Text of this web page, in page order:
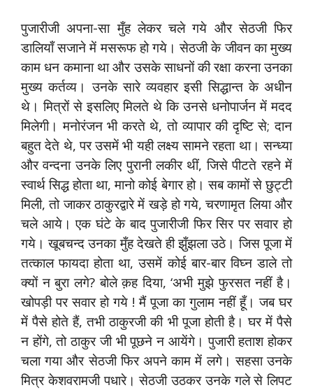
पुजारीजी अपना-सा मुँह लेकर चले गये और सेठजी फिर
डालियाँ सजाने में मसरूफ हो गये। सेठजी के जीवन का मुख्य
काम धन कमाना था और उसके साधनों की रक्षा करना उनका
मुख्य कर्तव्य। उनके सारे व्यवहार इसी सिद्धान्त के अधीन
थे। मित्रों से इसलिए मिलते थे कि उनसे धनोपार्जन में मदद
मिलेगी। मनोरंजन भी करते थे, तो व्यापार की दृष्टि से; दान
बहुत देते थे, पर उसमें भी यही लक्ष्य सामने रहता था। सन्ध्या
और वन्दना उनके लिए पुरानी लकीर थीं, जिसे पीटते रहने में
स्वार्थ सिद्ध होता था, मानो कोई बेगार हो। सब कामों से छुट्टी
मिली, तो जाकर ठाकुरद्वारे में खड़े हो गये, चरणामृत लिया और
चले आये। एक घंटे के बाद पुजारीजी फिर सिर पर सवार हो
गये। खूबचन्द उनका मुँह देखते ही झुँझला उठे। जिस पूजा में
तत्काल फायदा होता था, उसमें कोई बार-बार विघ्न डाले तो
क्यों न बुरा लगे? बोले क़ह दिया, ‘अभी मुझे फुरसत नहीं है।
खोपड़ी पर सवार हो गये ! मैं पूजा का गुलाम नहीं हूँ। जब घर
में पैसे होते हैं, तभी ठाकुरजी की भी पूजा होती है। घर में पैसे
न होंगे, तो ठाकुर जी भी पूछने न आयेंगे। पुजारी हताश होकर
चला गया और सेठजी फिर अपने काम में लगे। सहसा उनके
मित्र केशवरामजी पधारे। सेठजी उठकर उनके गले से लिपट